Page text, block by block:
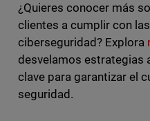
¿Quieres conocer más
clientes a cumplir con
ciberseguridad? Explora
desvelamos estrategias
clave para garantizar el
seguridad.